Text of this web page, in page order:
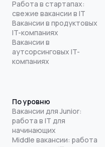
Работа в стартапах:
свежие вакансии в IT
Вакансии в продуктовых
IT-компаниях
Вакансии в
аутсорсинговых IT-
компаниях
По уровню
Вакансии для Junior:
работа в IT для
начинающих
Middle вакансии: работа